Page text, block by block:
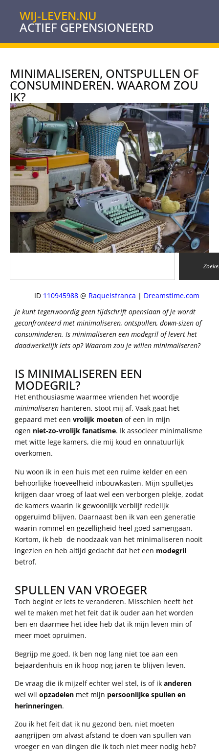
WIJ-LEVEN.NU
ACTIEF GEPENSIONEERD
MINIMALISEREN, ONTSPULLEN OF
CONSUMINDEREN. WAAROM ZOU
IK?
ID 110945988 @ Raquelsfranca | Dreamstime.com
Je kunt tegenwoordig geen tijdschrift openslaan of je wordt
geconfronteerd met minimaliseren, ontspullen, down-sizen of
consuminderen. Is minimaliseren een modegril of levert het
daadwerkelijk iets op? Waarom zou je willen minimaliseren?
IS MINIMALISEREN EEN
MODEGRIL?
Het enthousiasme waarmee vrienden het woordje
minimaliseren hanteren, stoot mij af. Vaak gaat het
gepaard met een vrolijk moeten of een in mijn
ogen niet-zo-vrolijk fanatisme. Ik associeer minimalisme
met witte lege kamers, die mij koud en onnatuurlijk
overkomen.
Nu woon ik in een huis met een ruime kelder en een
behoorlijke hoeveelheid inbouwkasten. Mijn spulletjes
krijgen daar vroeg of laat wel een verborgen plekje, zodat
de kamers waarin ik gewoonlijk verblijf redelijk
opgeruimd blijven. Daarnaast ben ik van een generatie
waarin rommel en gezelligheid heel goed samengaan.
Kortom, ik heb de noodzaak van het minimaliseren nooit
ingezien en heb altijd gedacht dat het een modegril
betrof.
SPULLEN VAN VROEGER
Toch begint er iets te veranderen. Misschien heeft het
wel te maken met het feit dat ik ouder aan het worden
ben en daarmee het idee heb dat ik mijn leven min of
meer moet opruimen.
Begrijp me goed, Ik ben nog lang niet toe aan een
bejaardenhuis en ik hoop nog jaren te blijven leven.
De vraag die ik mijzelf echter wel stel, is of ik anderen
wel wil opzadelen met mijn persoonlijke spullen en
herinneringen.
Zou ik het feit dat ik nu gezond ben, niet moeten
aangrijpen om alvast afstand te doen van spullen van
vroeger en van dingen die ik toch niet meer nodig heb?